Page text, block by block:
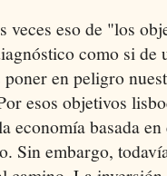
veces eso de "los
como si
poner en peligro
esos objetivos
economía basada
Sin embargo,